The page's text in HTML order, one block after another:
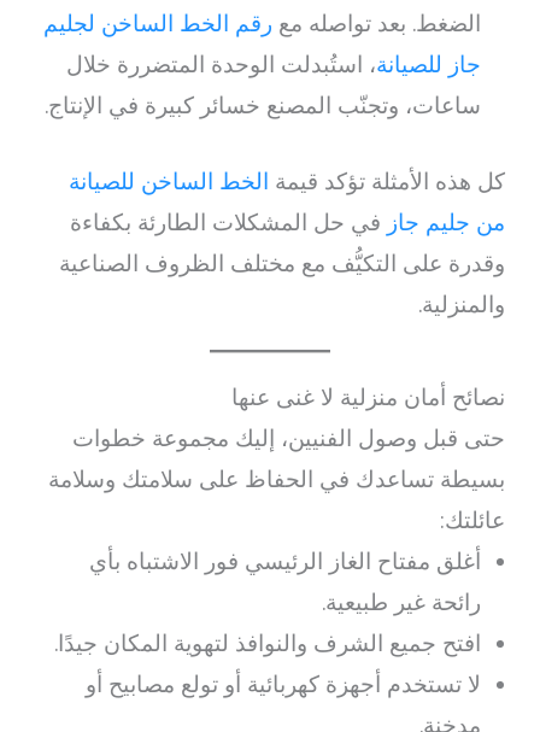
الضغط. بعد تواصله مع رقم الخط الساخن لجليم
جاز للصيانة، استُبدلت الوحدة المتضررة خلال
ساعات، وتجنّب المصنع خسائر كبيرة في الإنتاج.
كل هذه الأمثلة تؤكد قيمة الخط الساخن للصيانة
من جليم جاز في حل المشكلات الطارئة بكفاءة
وقدرة على التكيُّف مع مختلف الظروف الصناعية
والمنزلية.
نصائح أمان منزلية لا غنى عنها
حتى قبل وصول الفنيين، إليك مجموعة خطوات
بسيطة تساعدك في الحفاظ على سلامتك وسلامة
عائلتك:
أغلق مفتاح الغاز الرئيسي فور الاشتباه بأي
رائحة غير طبيعية.
افتح جميع الشرف والنوافذ لتهوية المكان جيدًا.
لا تستخدم أجهزة كهربائية أو تولع مصابيح أو
مدخنة.